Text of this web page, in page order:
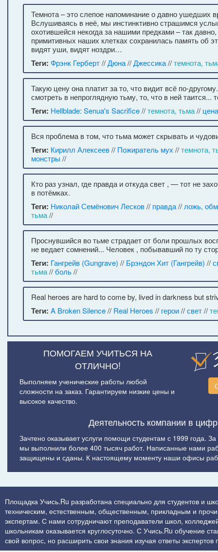
Темнота – это слепое напоминание о давно ушедших
Вслушиваясь в неё, мы инстинктивно страшимся
охотившейся некогда за нашими предками – так
примитивных наших клетках сохранилась память об
видят уши, видят ноздри…
Теги: Фрэнк Герберт//Дюна//Джессика//темнота,
Такую цену она платит за то, что видит всё по-
смотреть в непроглядную тьму, то, что в ней таится...
Теги: Hellblade: Senua's Sacrifice//темнота, тьма// цена
Вся проблема в том, что тьма может скрывать и
Теги: Кирилл Алексеев// Пожиратель мух //темнота,
монстры //
Кто раз узнал, где правда и откуда свет , — тот не
в потёмках.
Теги: Николай Семёнович Лесков// правда// ложь,
тьма//
Проснувшийся во тьме страдает от боли прошлых
не ведает сомнений... Человек , побывавший по ту
Теги: Гангрейв (Gungrave) // Брэндон Хит (Гангрейв) //
тьма//боль//
Real heroes are hard to come by, lived in darkness but
Теги: A Broken Silence// Real Heroes // герои//свет//
ПОМОГАЕМ УЧИТЬСЯ НА
ОТЛИЧНО!
Выполняем ученические работы любой
сложности на заказ. Гарантируем низкие цены и
высокое качество.
Деятельность компании в
Зачтено оказывает услуги помощи студентам с 1999 года.
мы выполнили более 400 тысяч работ. Написанные нами
защищены и сданы. К настоящему моменту наши офисы
Площадка Учись.Ru разработана специально для студентов и
техническим, естественным, общественным, прикладным и
экспертам. С нами сотрудничают преподаватели школ,
школьникам оказывается круглосуточно. С Учись.Ru обучение
свой вопрос, но расширить свои знания изучая ответы